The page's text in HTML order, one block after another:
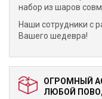
набор из шаров
Наши сотрудники с
Вашего шедевра!
ОГРОМНЫЙ
ЛЮБОЙ